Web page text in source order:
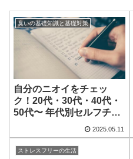
臭いの基礎知識と基礎対策
自分のニオイをチェッ
ク！20代・30代・40代・
50代〜 年代別セルフチェ
2025.05.11
ストレスフリーの生活